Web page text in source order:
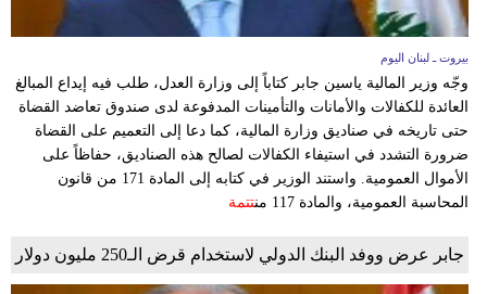
بيروت ـ لبنان اليوم
وجّه وزير المالية ياسين جابر كتاباً إلى وزارة العدل، طلب فيه إيداع المبالغ
العائدة للكفالات والأمانات والتأمينات المدفوعة لدى صندوق تعاضد القضاة
حتى تاريخه في صناديق وزارة المالية، كما دعا إلى التعميم على القضاة
ضرورة التشدد في استيفاء الكفالات لصالح هذه الصناديق، حفاظاً على
الأموال العمومية. واستند الوزير في كتابه إلى المادة 171 من قانون
المحاسبة العمومية، والمادة 117 من
تتمة
جابر عرض ووفد البنك الدولي لاستخدام قرض الـ250 مليون دولار